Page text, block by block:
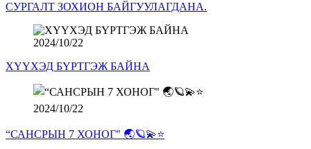
СУРГАЛТ ЗОХИОН БАЙГУУЛАГДАНА.
2024/10/22
ХҮҮХЭД БҮРТГЭЖ БАЙНА
2024/10/22
“САНСРЫН 7 ХОНОГ" 🌏🪐💫⭐️